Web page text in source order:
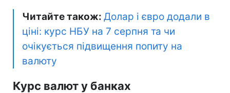
Читайте також: Долар і євро додали в
ціні: курс НБУ на 7 серпня та чи
очікується підвищення попиту на
валюту
Курс валют у банках